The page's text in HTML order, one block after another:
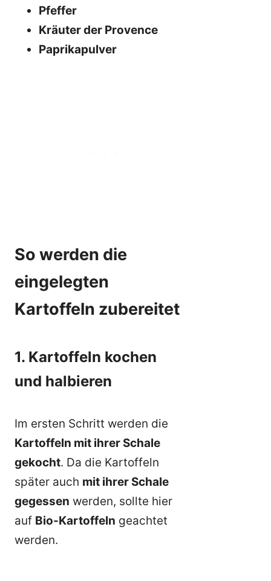
Pfeffer
Kräuter der Provence
Paprikapulver
So werden die
eingelegten
Kartoffeln zubereitet
1. Kartoffeln kochen
und halbieren
Im ersten Schritt werden die
Kartoffeln mit ihrer Schale
gekocht. Da die Kartoffeln
später auch mit ihrer Schale
gegessen werden, sollte hier
auf Bio-Kartoffeln geachtet
werden.